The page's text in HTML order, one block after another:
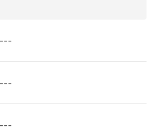
---
---
---